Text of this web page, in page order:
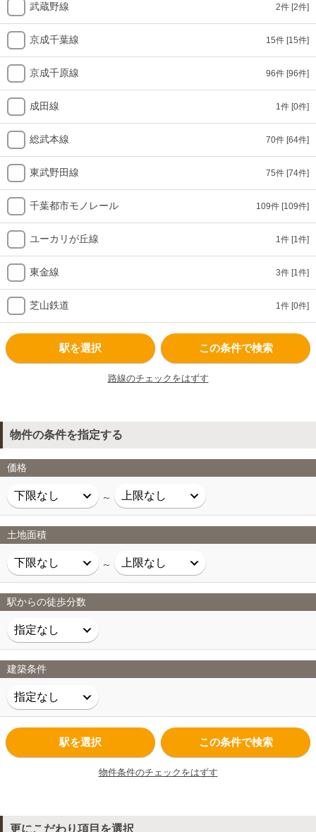
武蔵野線 2件 [2件]
京成千葉線 15件 [15件]
京成千原線 96件 [96件]
成田線 1件 [0件]
総武本線 70件 [64件]
東武野田線 75件 [74件]
千葉都市モノレール 109件 [109件]
ユーカリが丘線 1件 [1件]
東金線 3件 [1件]
芝山鉄道 1件 [0件]
駅を選択 この条件で検索
路線のチェックをはずす
物件の条件を指定する
価格
～
土地面積
～
駅からの徒歩分数
建築条件
駅を選択 この条件で検索
物件条件のチェックをはずす
更にこだわり項目を選択